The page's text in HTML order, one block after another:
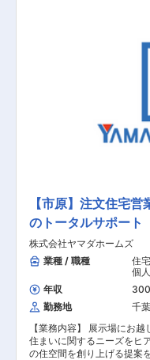
の調査 ■契約関連の事務作
最大手である「ヤマダ」ホ
産領域を担当する同社での
ダホールディングスグルー
を活用した集客導線が確立
働くことが可能です。また
んどなく、展示場にお越し
料請求されたお客様の対応
【市原】注文住宅
のトータルサポート
株式会社ヤマダホームズ
業種 / 職種
住
個
年収
勤務地
千
【業務内容】 展示場にお
住まいに関するニーズをヒ
の住空間を創り上げる提案